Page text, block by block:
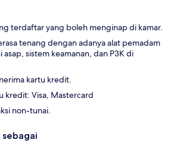
terdaftar yang boleh menginap di kamar.
tenang dengan adanya alat pemadam
sistem keamanan, dan P3K di
kartu kredit.
kredit: Visa, Mastercard
non-tunai.